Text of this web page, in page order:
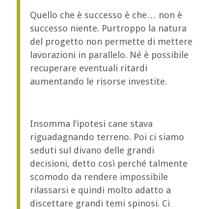
Quello che è successo è che… non è
successo niente. Purtroppo la natura
del progetto non permette di mettere
lavorazioni in parallelo. Né è possibile
recuperare eventuali ritardi
aumentando le risorse investite.
Insomma l’ipotesi cane stava
riguadagnando terreno. Poi ci siamo
seduti sul divano delle grandi
decisioni, detto così perché talmente
scomodo da rendere impossibile
rilassarsi e quindi molto adatto a
discettare grandi temi spinosi. Ci